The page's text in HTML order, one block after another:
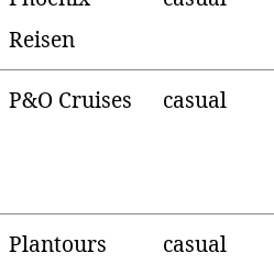
Reisen
P&O Cruises casual
Plantours
casual